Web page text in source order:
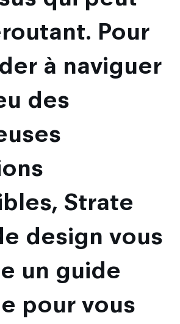
Pour
à naviguer
des
Strate
design vous
un guide
pour vous